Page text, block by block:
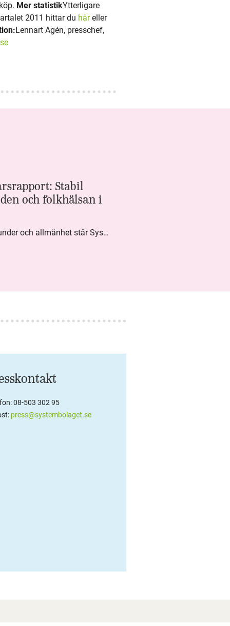
Mer statistikYtterligare
2011 hittar du häreller
Lennart Agén, presschef,
Stabil
och folkhälsan i
Med högt förtroende från kunder och allmänhet står Systembolaget stabilt i samhällsuppdraget. Under kvartalet togs flera steg inom folkhälsa, kundnytta och minskad klimatpåverkan. Nettoomsättningen var i nivå med föregående år och effektiviseringar av verksamheten möjliggjorde fortsatt anpassning för att möta nya behov.
08-503 302 95
press@systembolaget.se